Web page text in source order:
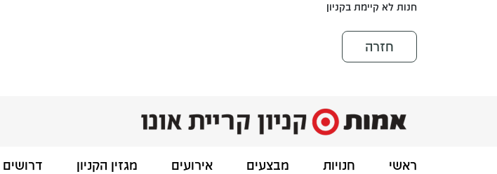
חנות לא קיימת בקניון
חזרה
ראשי חנויות מבצעים אירועים מגזין הקניון דרושים